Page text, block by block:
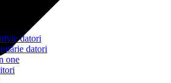
datori
datori
one